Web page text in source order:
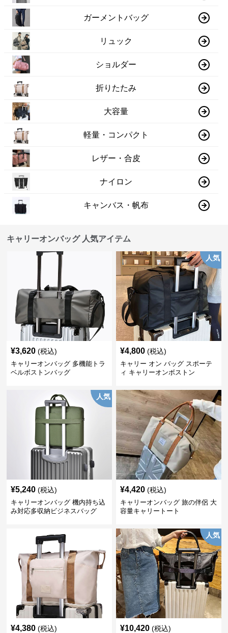
ガーメントバッグ
リュック
ショルダー
折りたたみ
大容量
軽量・コンパクト
レザー・合皮
ナイロン
キャンバス・帆布
キャリーオンバッグ 人気アイテム
¥3,620 (税込)
キャリーオンバッグ 多機能トラ
ベルボストンバッグ
人気
¥4,800 (税込)
キャリー オン バッグ スポーテ
ィ キャリーオンボストン
人気
¥5,240 (税込)
キャリーオンバッグ 機内持ち込
み対応多収納ビジネスバッグ
¥4,420 (税込)
キャリーオンバッグ 旅の伴侶 大
容量キャリートート
¥4,380 (税込)
人気
¥10,420 (税込)